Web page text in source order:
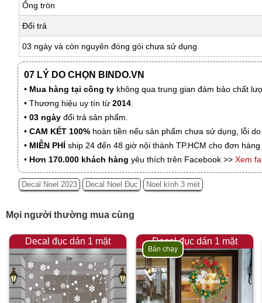
Ống tròn
Đổi trả
03 ngày và còn nguyên đóng gói chưa sử dụng
07 LÝ DO CHỌN BINDO.VN
• Mua hàng tại công ty không qua trung gian đảm bảo chất
• Thương hiệu uy tín từ 2014.
• 03 ngày đổi trả sản phẩm.
• CAM KẾT 100% hoàn tiền nếu sản phẩm chưa sử dụng, lỗi
• MIỄN PHÍ ship 24 đến 48 giờ nội thành TP.HCM cho đơn
• Hơn 170.000 khách hàng yêu thích trên Facebook >> Xem
Decal Noel 2023 Decal Noel Đục Noel kính 3 mét
Mọi người thường mua cùng
Decal đục dán 1 mặt Decal đục dán 1 mặt
Bán chạy